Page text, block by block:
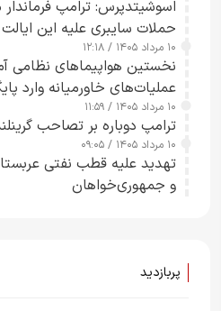
اسوشیتدپرس: ترامپ
حملات سایبری علیه این
ارائه نکرد
۱۰ مرداد ۱۴۰۵ / ۱۲:۱۸
نخستین هواپیماهای نظامی
عملیات‌های خاورمیانه وارد
شدند
۱۰ مرداد ۱۴۰۵ / ۱۱:۵۹
ترامپ دوباره بر تصاحب
۱۰ مرداد ۱۴۰۵ / ۰۹:۰۵
تهدید علیه قطب نفتی
و جمهوری‌خواهان
پربازدید